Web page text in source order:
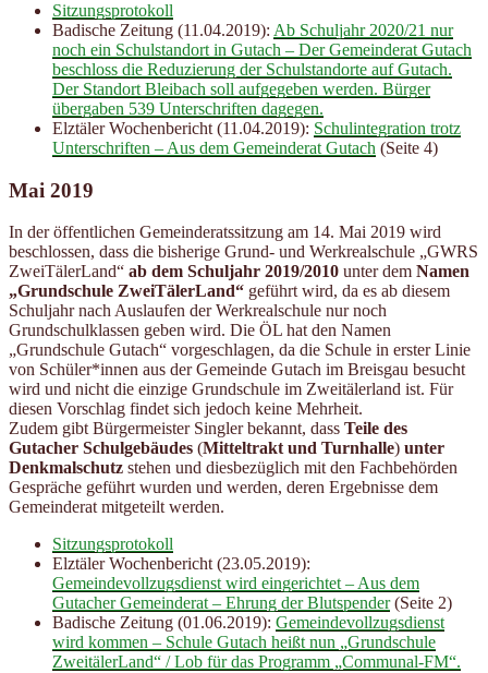
Sitzungsprotokoll
Badische Zeitung (11.04.2019): Ab Schuljahr 2020/21 nur
noch ein Schulstandort in Gutach – Der Gemeinderat Gutach
beschloss die Reduzierung der Schulstandorte auf Gutach.
Der Standort Bleibach soll aufgegeben werden. Bürger
übergaben 539 Unterschriften dagegen.
Elztäler Wochenbericht (11.04.2019): Schulintegration trotz
Unterschriften – Aus dem Gemeinderat Gutach (Seite 4)
Mai 2019
In der öffentlichen Gemeinderatssitzung am 14. Mai 2019 wird
beschlossen, dass die bisherige Grund- und Werkrealschule „GWRS
ZweiTälerLand“ ab dem Schuljahr 2019/2010 unter dem Namen
„Grundschule ZweiTälerLand“ geführt wird, da es ab diesem
Schuljahr nach Auslaufen der Werkrealschule nur noch
Grundschulklassen geben wird. Die ÖL hat den Namen
„Grundschule Gutach“ vorgeschlagen, da die Schule in erster Linie
von Schüler*innen aus der Gemeinde Gutach im Breisgau besucht
wird und nicht die einzige Grundschule im Zweitälerland ist. Für
diesen Vorschlag findet sich jedoch keine Mehrheit.
Zudem gibt Bürgermeister Singler bekannt, dass Teile des
Gutacher Schulgebäudes (Mitteltrakt und Turnhalle) unter
Denkmalschutz stehen und diesbezüglich mit den Fachbehörden
Gespräche geführt wurden und werden, deren Ergebnisse dem
Gemeinderat mitgeteilt werden.
Sitzungsprotokoll
Elztäler Wochenbericht (23.05.2019):
Gemeindevollzugsdienst wird eingerichtet – Aus dem
Gutacher Gemeinderat – Ehrung der Blutspender(Seite 2)
Badische Zeitung (01.06.2019): Gemeindevollzugsdienst
wird kommen – Schule Gutach heißt nun „Grundschule
ZweitälerLand“ / Lob für das Programm „Communal-FM“.